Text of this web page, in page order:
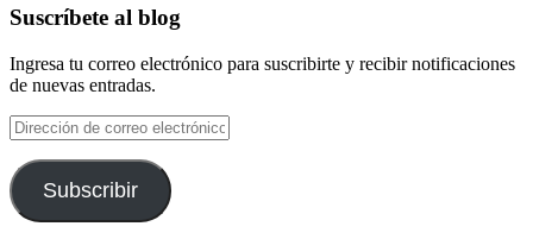
Suscríbete al blog
Ingresa tu correo electrónico para suscribirte y recibir notificaciones
de nuevas entradas.
Dirección
de
correo
electrónico
Subscribir